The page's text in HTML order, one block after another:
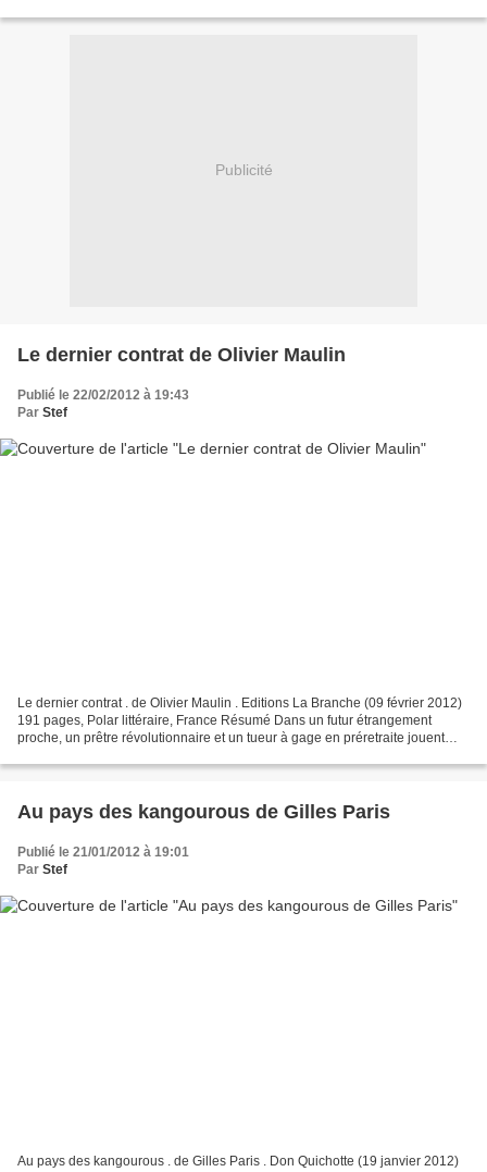
Publicité
Le dernier contrat de Olivier Maulin
Publié le 22/02/2012 à 19:43
Par Stef
Le dernier contrat . de Olivier Maulin . Editions La Branche (09 février 2012)
191 pages, Polar littéraire, France Résumé Dans un futur étrangement
proche, un prêtre révolutionnaire et un tueur à gage en préretraite jouent
Au pays des kangourous de Gilles Paris
Publié le 21/01/2012 à 19:01
Par Stef
Au pays des kangourous . de Gilles Paris . Don Quichotte (19 janvier 2012)